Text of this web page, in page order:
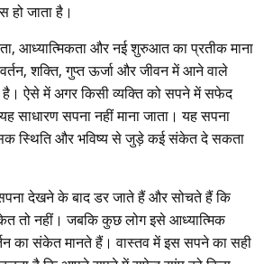
हो जाता है।
आध्यात्मिकता और नई शुरुआत का प्रतीक माना
शक्ति, गुप्त ऊर्जा और जीवन में आने वाले
है। ऐसे में अगर किसी व्यक्ति को सपने में सफेद
साधारण सपना नहीं माना जाता। यह सपना
स्थिति और भविष्य से जुड़े कई संकेत दे सकता
देखने के बाद डर जाते हैं और सोचते हैं कि
तो नहीं। जबकि कुछ लोग इसे आध्यात्मिक
का संकेत मानते हैं। वास्तव में इस सपने का सही